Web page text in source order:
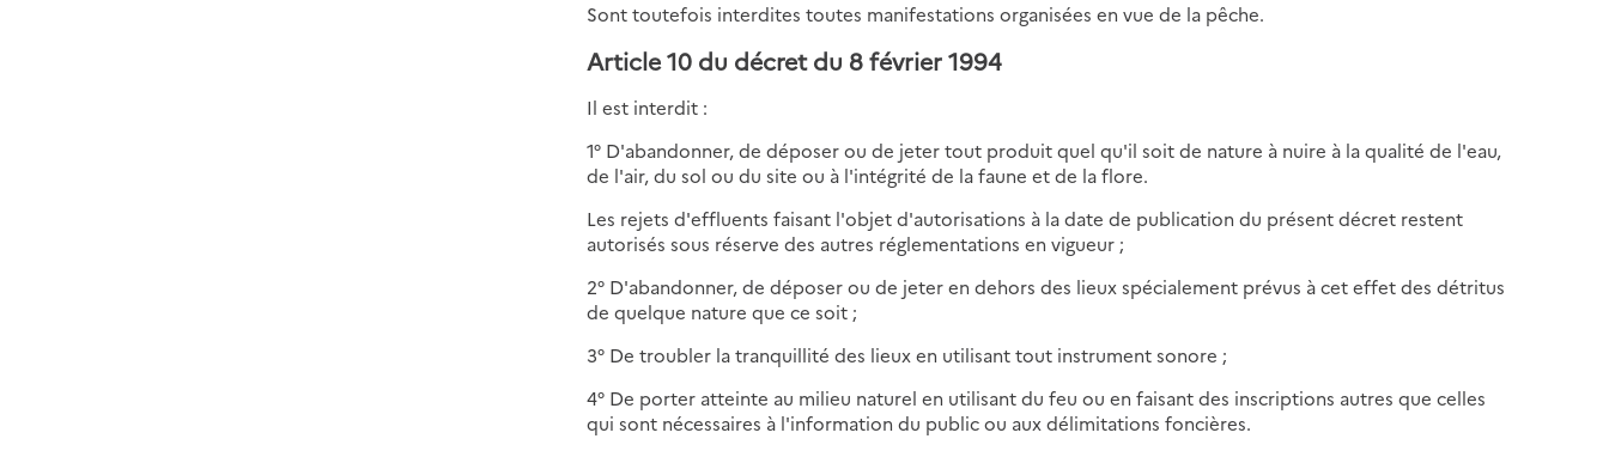
Sont toutefois interdites toutes manifestations organisées en vue de la pêche.
Article 10 du décret du 8 février 1994
Il est interdit :
1° D'abandonner, de déposer ou de jeter tout produit quel qu'il soit de nature à nuire à la qualité de l'eau,
de l'air, du sol ou du site ou à l'intégrité de la faune et de la flore.
Les rejets d'effluents faisant l'objet d'autorisations à la date de publication du présent décret restent
autorisés sous réserve des autres réglementations en vigueur ;
2° D'abandonner, de déposer ou de jeter en dehors des lieux spécialement prévus à cet effet des détritus
de quelque nature que ce soit ;
3° De troubler la tranquillité des lieux en utilisant tout instrument sonore ;
4° De porter atteinte au milieu naturel en utilisant du feu ou en faisant des inscriptions autres que celles
qui sont nécessaires à l'information du public ou aux délimitations foncières.